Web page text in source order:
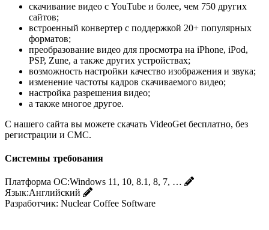
скачивание видео с YouTube и более, чем 750 других
сайтов;
встроенный конвертер с поддержкой 20+ популярных
форматов;
преобразование видео для просмотра на iPhone, iPod,
PSP, Zune, а также других устройствах;
возможность настройки качество изображения и звука;
изменение частоты кадров скачиваемого видео;
настройка разрешения видео;
а также многое другое.
С нашего сайта вы можете скачать VideoGet бесплатно, без
регистрации и СМС.
Системны требования
Платформа ОС:Windows 11, 10, 8.1, 8, 7, …
Язык:Английский
Разработчик: Nuclear Coffee Software